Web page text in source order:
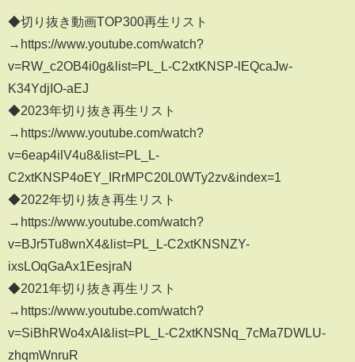
◆切り抜き動画TOP300再生リスト
→https://www.youtube.com/watch?
v=RW_c2OB4i0g&list=PL_L-C2xtKNSP-lEQcaJw-
K34YdjIO-aEJ
◆2023年切り抜き再生リスト
→https://www.youtube.com/watch?
v=6eap4ilV4u8&list=PL_L-
C2xtKNSP4oEY_IRrMPC20L0WTy2zv&index=1
◆2022年切り抜き再生リスト
→https://www.youtube.com/watch?
v=BJr5Tu8wnX4&list=PL_L-C2xtKNSNZY-
ixsLOqGaAx1EesjraN
◆2021年切り抜き再生リスト
→https://www.youtube.com/watch?
v=SiBhRWo4xAI&list=PL_L-C2xtKNSNq_7cMa7DWLU-
zhqmWnruR